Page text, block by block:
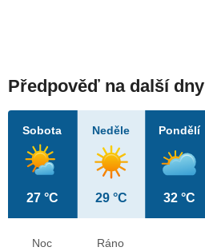
Předpověď na další dny
Sobota
27 °C
Neděle
29 °C
Pondělí
32 °C
Noc
Ráno